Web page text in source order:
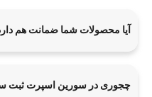
آیا محصولات شما ضمانت هم
چجوری در سورین اسپرت ثبت